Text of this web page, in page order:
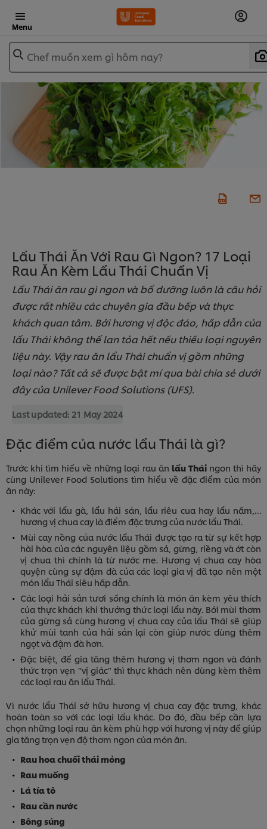
Menu
Chef muốn xem gì hôm nay?
Lẩu Thái Ăn Với Rau Gì Ngon? 17 Loại
Rau Ăn Kèm Lẩu Thái Chuẩn Vị
Lẩu Thái ăn rau gì ngon và bổ dưỡng luôn là câu hỏi
được rất nhiều các chuyên gia đầu bếp và thực
khách quan tâm. Bởi hương vị độc đáo, hấp dẫn của
lẩu Thái không thể lan tỏa hết nếu thiếu loại nguyên
liệu này. Vậy rau ăn lẩu Thái chuẩn vị gồm những
loại nào? Tất cả sẽ được bật mí qua bài chia sẻ dưới
đây của Unilever Food Solutions (UFS).
Last updated: 21 May 2024
Đặc điểm của nước lẩu Thái là gì?
Trước khi tìm hiểu về những loại rau ăn lẩu Tháingon thì hãy
cùng Unilever Food Solutions tìm hiểu về đặc điểm của món
ăn này:
Khác với lẩu gà, lẩu hải sản, lẩu riêu cua hay lẩu nấm,…
hương vị chua cay là điểm đặc trưng của nước lẩu Thái.
Mùi cay nồng của nước lẩu Thái được tạo ra từ sự kết hợp
hài hòa của các nguyên liệu gồm sả, gừng, riềng và ớt còn
vị chua thì chính là từ nước me. Hương vị chua cay hòa
quyện cùng sự đậm đà của các loại gia vị đã tạo nên một
món lẩu Thái siêu hấp dẫn.
Các loại hải sản tươi sống chính là món ăn kèm yêu thích
của thực khách khi thưởng thức loại lẩu này. Bởi mùi thơm
của gừng sả cùng hương vị chua cay của lẩu Thái sẽ giúp
khử mùi tanh của hải sản lại còn giúp nước dùng thêm
ngọt và đậm đà hơn.
Đặc biệt, để gia tăng thêm hương vị thơm ngon và đánh
thức trọn vẹn “vị giác” thì thực khách nên dùng kèm thêm
các loại rau ăn lẩu Thái.
Vì nước lẩu Thái sở hữu hương vị chua cay đặc trưng, khác
hoàn toàn so với các loại lẩu khác. Do đó, đầu bếp cần lựa
chọn những loại rau ăn kèm phù hợp với hương vị này để giúp
gia tăng trọn vẹn độ thơm ngon của món ăn.
Rau hoa chuối thái mỏng
Rau muống
Lá tía tô
Rau cần nước
Bông súng